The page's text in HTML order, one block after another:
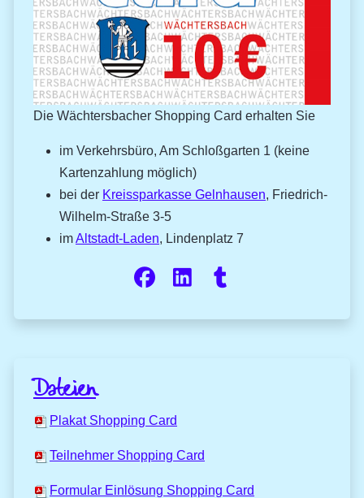
Die Wächtersbacher Shopping Card erhalten Sie
im Verkehrsbüro, Am Schloßgarten 1 (keine
Kartenzahlung möglich)
bei der Kreissparkasse Gelnhausen, Friedrich-
Wilhelm-Straße 3-5
imAltstadt-Laden, Lindenplatz 7
Dateien
Plakat Shopping Card
Teilnehmer Shopping Card
Formular Einlösung Shopping Card